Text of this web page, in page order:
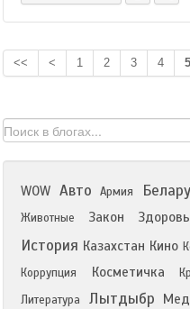
<< < 1 2 3 4 5
WOW Авто Армия
Животные
Закон
История Казахстан Кино
Коррупция Косметичка
Литература Лытдыбр